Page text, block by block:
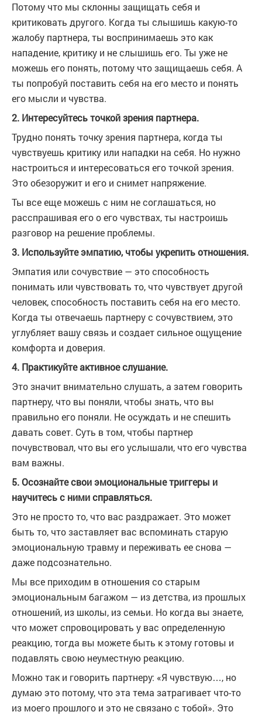
Потому что мы склонны защищать себя и
критиковать другого. Когда ты слышишь какую-то
жалобу партнера, ты воспринимаешь это как
нападение, критику и не слышишь его. Ты уже не
можешь его понять, потому что защищаешь себя. А
ты попробуй поставить себя на его место и понять
его мысли и чувства.
2. Интересуйтесь точкой зрения партнера.
Трудно понять точку зрения партнера, когда ты
чувствуешь критику или нападки на себя. Но нужно
настроиться и интересоваться его точкой зрения.
Это обезоружит и его и снимет напряжение.
Ты все еще можешь с ним не соглашаться, но
расспрашивая его о его чувствах, ты настроишь
разговор на решение проблемы.
3. Используйте эмпатию, чтобы укрепить отношения.
Эмпатия или сочувствие — это способность
понимать или чувствовать то, что чувствует другой
человек, способность поставить себя на его место.
Когда ты отвечаешь партнеру с сочувствием, это
углубляет вашу связь и создает сильное ощущение
комфорта и доверия.
4. Практикуйте активное слушание.
Это значит внимательно слушать, а затем говорить
партнеру, что вы поняли, чтобы знать, что вы
правильно его поняли. Не осуждать и не спешить
давать совет. Суть в том, чтобы партнер
почувствовал, что вы его услышали, что его чувства
вам важны.
5. Осознайте свои эмоциональные триггеры и
научитесь с ними справляться.
Это не просто то, что вас раздражает. Это может
быть то, что заставляет вас вспоминать старую
эмоциональную травму и переживать ее снова —
даже подсознательно.
Мы все приходим в отношения со старым
эмоциональным багажом — из детства, из прошлых
отношений, из школы, из семьи. Но когда вы знаете,
что может спровоцировать у вас определенную
реакцию, тогда вы можете быть к этому готовы и
подавлять свою неуместную реакцию.
Можно так и говорить партнеру: «Я чувствую…, но
думаю это потому, что эта тема затрагивает что-то
из моего прошлого и это не связано с тобой». Это